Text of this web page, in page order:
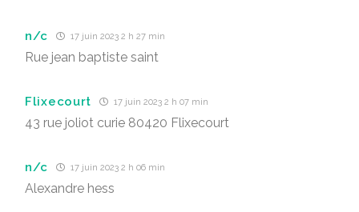
n/c 17 juin 2023 2 h 27 min
Rue jean baptiste saint
Flixecourt 17 juin 2023 2 h 07 min
43 rue joliot curie 80420 Flixecourt
n/c 17 juin 2023 2 h 06 min
Alexandre hess